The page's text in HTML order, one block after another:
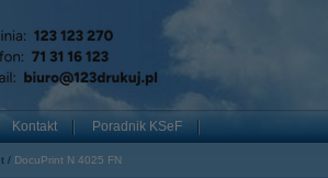
Kontakt Poradnik KSeF
DocuPrint N 4025 FN